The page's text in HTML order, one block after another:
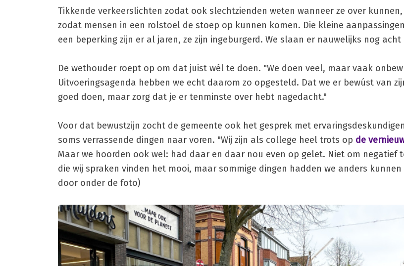
Tikkende verkeerslichten zodat ook slechtzienden weten wanneer ze over
zodat mensen in een rolstoel de stoep op kunnen komen. Die kleine
een beperking zijn er al jaren, ze zijn ingeburgerd. We slaan er nauwelijks nog acht
De wethouder roept op om dat juist wél te doen. "We doen veel, maar vaak
Uitvoeringsagenda hebben we echt daarom zo opgesteld. Dat we er bewúst van
goed doen, maar zorg dat je er tenminste over hebt nagedacht."
Voor dat bewustzijn zocht de gemeente ook het gesprek met
soms verrassende dingen naar voren. "Wij zijn als college heel trots op de
Maar we hoorden ook wel: had daar en daar nou even op gelet. Niet om negatief
die wij spraken vinden het mooi, maar sommige dingen hadden we anders
door onder de foto)